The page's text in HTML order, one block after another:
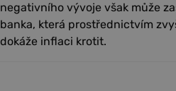
negativního vývoje však může
banka, která prostřednictvím
dokáže inflaci krotit.